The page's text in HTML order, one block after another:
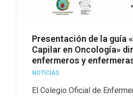
Presentación de la guía
Capilar en Oncología»
enfermeros y
NOTICIAS
El Colegio Oficial de